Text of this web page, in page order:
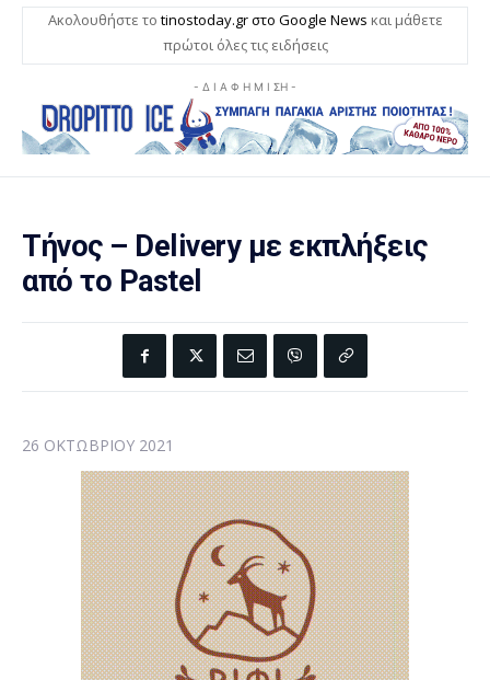
Ακολουθήστε το tinostoday.gr στο Google News και μάθετε
πρώτοι όλες τις ειδήσεις
- Δ Ι Α Φ Η Μ Ι ΣΗ -